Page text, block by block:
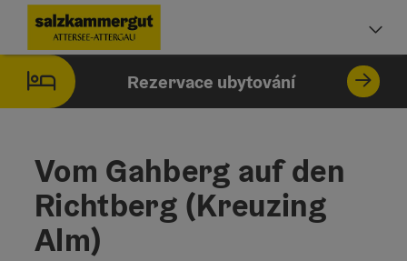
ObsahAccesskey
[0]
NavigaceAccesskey
[1]
Začátek stránkyAccesskey
[2]
ImpressumAccesskey
[5]
Pokyny k používání webové stránky
Úvodní stranaAccesskey
[7]
Rezervace ubytování
Vom Gahberg auf den
Richtberg (Kreuzing
Alm)